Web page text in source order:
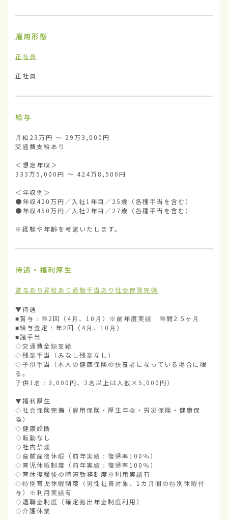
雇用形態
正社員
正社員
給与
月給23万円 ～ 29万3,000円
交通費支給あり
＜想定年収＞
333万5,000円 ～ 424万8,500円
＜年収例＞
●年収420万円／入社1年目／25歳（各種手当を含む）
●年収450万円／入社2年目／27歳（各種手当を含む）
※経験や年齢を考慮いたします。
待遇・福利厚生
賞与あり 昇給あり 通勤手当あり 社会保険完備
▼待遇
■賞与：年2回（4月、10月）※前年度実績　年間2.5ヶ月
■給与査定：年2回（4月、10月）
■諸手当
◇交通費全額支給
◇残業手当（みなし残業なし）
◇子供手当（本人の健康保険の扶養者になっている場合に限
る。
子供1名：3,000円、2名以上は人数×5,000円）
▼福利厚生
◇社会保険完備（雇用保険・厚生年金・労災保険・健康保
険）
◇健康診断
◇転勤なし
◇社内禁煙
◇産前産後休暇（前年実績：復帰率100％）
◇育児休暇制度（前年実績：復帰率100％）
◇育休復帰後の時短勤務制度※利用実績有
◇特別育児休暇制度（男性社員対象、1カ月間の特別休暇付
与）※利用実績有
◇退職金制度（確定拠出年金制度利用）
◇介護休業